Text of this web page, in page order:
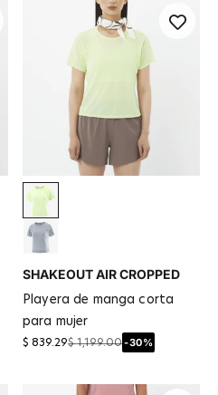
Trade Winds
SHAKEOUT AIR CROPPED
playera de manga corta
para mujer
$ 839.29$ 1,199.00-30%